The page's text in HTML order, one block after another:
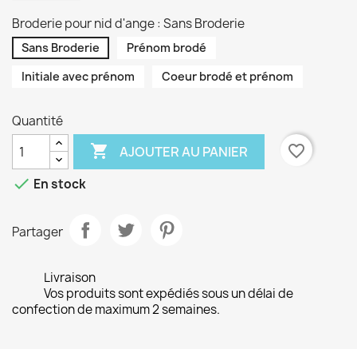
Broderie pour nid d'ange : Sans Broderie
Sans Broderie
Prénom brodé
Initiale avec prénom
Coeur brodé et prénom
Quantité
 AJOUTER AU PANIER
favorite_border
 En stock
Partager
Livraison
Vos produits sont expédiés sous un délai de
confection de maximum 2 semaines.